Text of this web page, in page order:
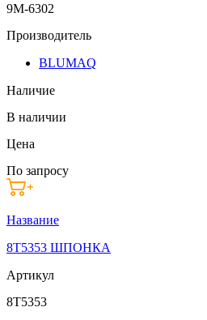
9M-6302
Производитель
BLUMAQ
Наличие
В наличии
Цена
По запросу
Название
8T5353 ШПОНКА
Артикул
8T5353